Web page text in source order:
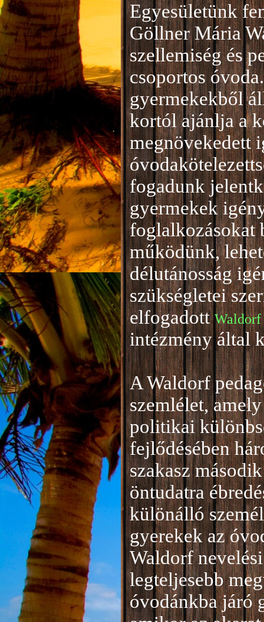
Egyesületünk
Göllner Mária
szellemiség és
csoportos
gyermekekből
kortól ajánlja a
megnövekedett
fogadunk
gyermekek
foglalkozásokat
működünk,
délutánosság
szükségletei
elfogadott Waldorf
intézmény által
A Waldorf
szemlélet,
politikai
fejlődésében
szakasz
öntudatra
különálló
gyerekek az
Waldorf
legteljesebb
óvodánkba járó